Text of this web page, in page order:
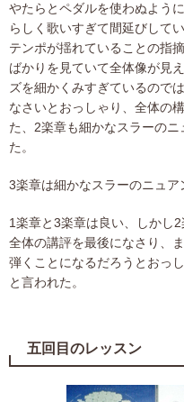
やたらとペダルを使わぬよう
らしく歌いすぎて間延びして
テンポが揺れていることの指
ばかりを見ていて全体像が見
ズを細かくみすぎているので
なさいとおっしゃり、全体の
た、2楽章も細かなスラーの
た。
3楽章は細かなスラーのニュア
1楽章と3楽章は良い、しかし
全体の講評を最後になさり、
弾くことになるだろうとおっ
と言われた。
五回目のレッスン